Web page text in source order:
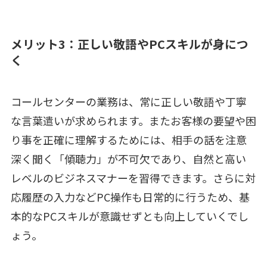
メリット3：正しい敬語やPCスキルが身につ
く
コールセンターの業務は、常に正しい敬語や丁寧
な言葉遣いが求められます。またお客様の要望や困
り事を正確に理解するためには、相手の話を注意
深く聞く「傾聴力」が不可欠であり、自然と高い
レベルのビジネスマナーを習得できます。さらに対
応履歴の入力などPC操作も日常的に行うため、基
本的なPCスキルが意識せずとも向上していくでし
ょう。